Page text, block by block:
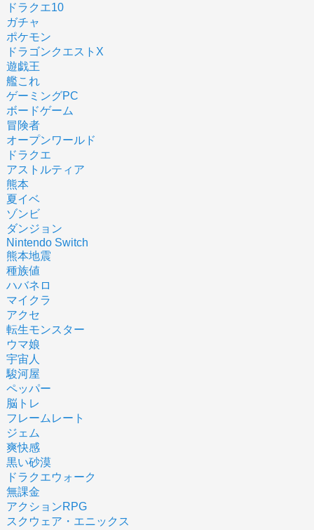
ドラクエ10
ガチャ
ポケモン
ドラゴンクエストX
遊戯王
艦これ
ゲーミングPC
ボードゲーム
冒険者
オープンワールド
ドラクエ
アストルティア
熊本
夏イベ
ゾンビ
ダンジョン
Nintendo Switch
熊本地震
種族値
ハバネロ
マイクラ
アクセ
転生モンスター
ウマ娘
宇宙人
駿河屋
ペッパー
脳トレ
フレームレート
ジェム
爽快感
黒い砂漠
ドラクエウォーク
無課金
アクションRPG
スクウェア・エニックス